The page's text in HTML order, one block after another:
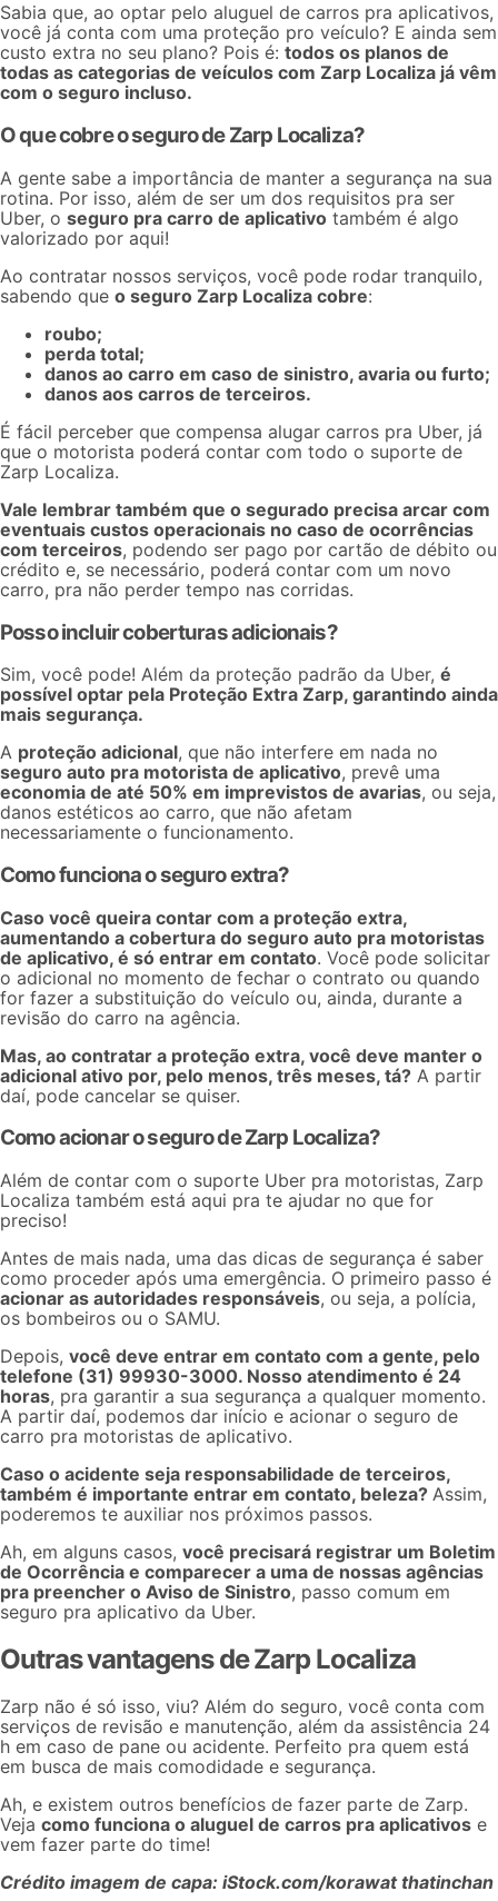
Sabia que, ao optar pelo aluguel de carros pra aplicativos,
você já conta com uma proteção pro veículo? E ainda sem
custo extra no seu plano? Pois é: todos os planos de
todas as categorias de veículos com Zarp Localiza já vêm
com o seguro incluso.
O que cobre o seguro de Zarp Localiza?
A gente sabe a importância de manter a segurança na sua
rotina. Por isso, além de ser um dos requisitos pra ser
Uber, o seguro pra carro de aplicativo também é algo
valorizado por aqui!
Ao contratar nossos serviços, você pode rodar tranquilo,
sabendo que o seguro Zarp Localiza cobre:
roubo;
perda total;
danos ao carro em caso de sinistro, avaria ou furto;
danos aos carros de terceiros.
É fácil perceber que compensa alugar carros pra Uber, já
que o motorista poderá contar com todo o suporte de
Zarp Localiza.
Vale lembrar também que o segurado precisa arcar com
eventuais custos operacionais no caso de ocorrências
com terceiros, podendo ser pago por cartão de débito ou
crédito e, se necessário, poderá contar com um novo
carro, pra não perder tempo nas corridas.
Posso incluir coberturas adicionais?
Sim, você pode! Além da proteção padrão da Uber, é
possível optar pela Proteção Extra Zarp, garantindo ainda
mais segurança.
A proteção adicional, que não interfere em nada no
seguro auto pra motorista de aplicativo, prevê uma
economia de até 50% em imprevistos de avarias, ou seja,
danos estéticos ao carro, que não afetam
necessariamente o funcionamento.
Como funciona o seguro extra?
Caso você queira contar com a proteção extra,
aumentando a cobertura do seguro auto pra motoristas
de aplicativo, é só entrar em contato. Você pode solicitar
o adicional no momento de fechar o contrato ou quando
for fazer a substituição do veículo ou, ainda, durante a
revisão do carro na agência.
Mas, ao contratar a proteção extra, você deve manter o
adicional ativo por, pelo menos, três meses, tá? A partir
daí, pode cancelar se quiser.
Como acionar o seguro de Zarp Localiza?
Além de contar com o suporte Uber pra motoristas, Zarp
Localiza também está aqui pra te ajudar no que for
preciso!
Antes de mais nada, uma das dicas de segurança é saber
como proceder após uma emergência. O primeiro passo é
acionar as autoridades responsáveis, ou seja, a polícia,
os bombeiros ou o SAMU.
Depois, você deve entrar em contato com a gente, pelo
telefone (31) 99930-3000​. Nosso atendimento é 24
horas, pra garantir a sua segurança a qualquer momento.
A partir daí, podemos dar início e acionar o seguro de
carro pra motoristas de aplicativo.
Caso o acidente seja responsabilidade de terceiros,
também é importante entrar em contato, beleza? Assim,
poderemos te auxiliar nos próximos passos.
Ah, em alguns casos, você precisará registrar um Boletim
de Ocorrência e comparecer a uma de nossas agências
pra preencher o Aviso de Sinistro, passo comum em
seguro pra aplicativo da Uber.
Outras vantagens de Zarp Localiza
Zarp não é só isso, viu? Além do seguro, você conta com
serviços de revisão e manutenção, além da assistência 24
h em caso de pane ou acidente. Perfeito pra quem está
em busca de mais comodidade e segurança.
Ah, e existem outros benefícios de fazer parte de Zarp.
Veja como funciona o aluguel de carros pra aplicativos e
vem fazer parte do time!
Crédito imagem de capa: iStock.com/korawat thatinchan